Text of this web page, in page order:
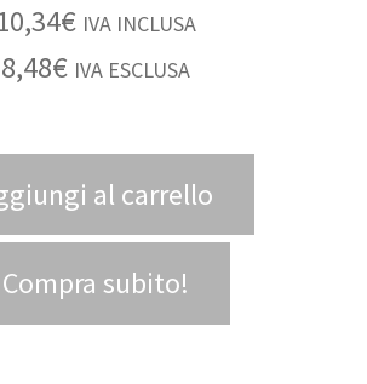
€ IVA INCLUSA
8,48€ IVA ESCLUSA
al carrello
Compra subito!